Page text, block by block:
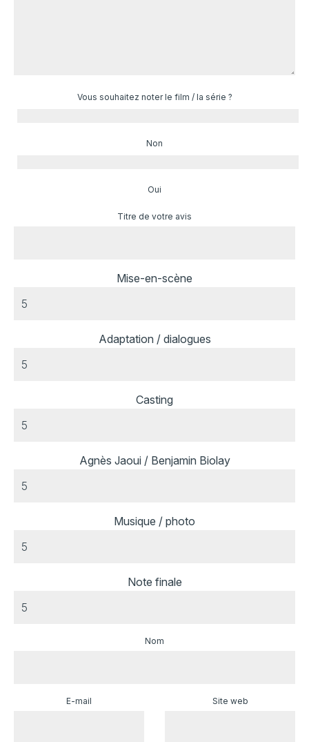
Vous souhaitez noter le film / la série ?
Non
Oui
Titre de votre avis
Mise-en-scène
Adaptation / dialogues
Casting
Agnès Jaoui / Benjamin Biolay
Musique / photo
Note finale
Nom
E-mail Site web